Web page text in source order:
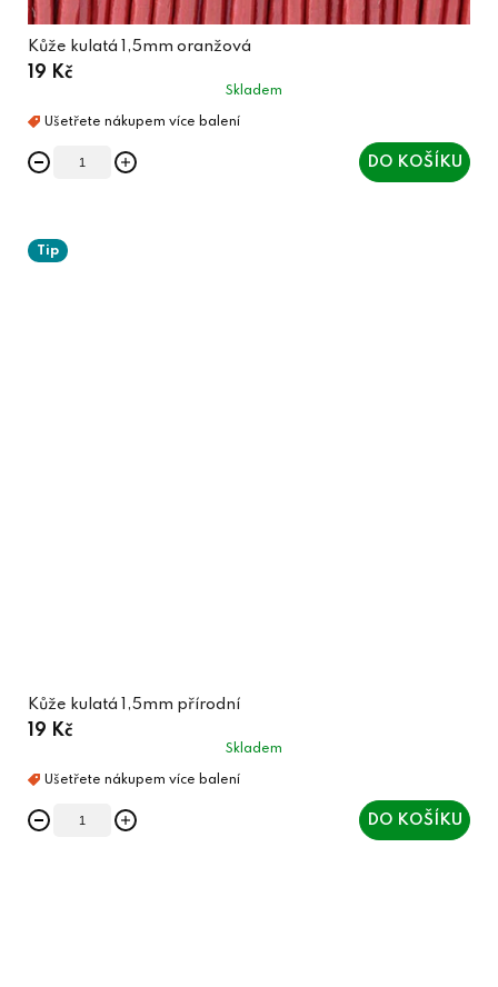
Kůže kulatá 1,5mm oranžová
19 Kč
Skladem
DO KOŠÍKU
Tip
Kůže kulatá 1,5mm přírodní
19 Kč
Skladem
DO KOŠÍKU